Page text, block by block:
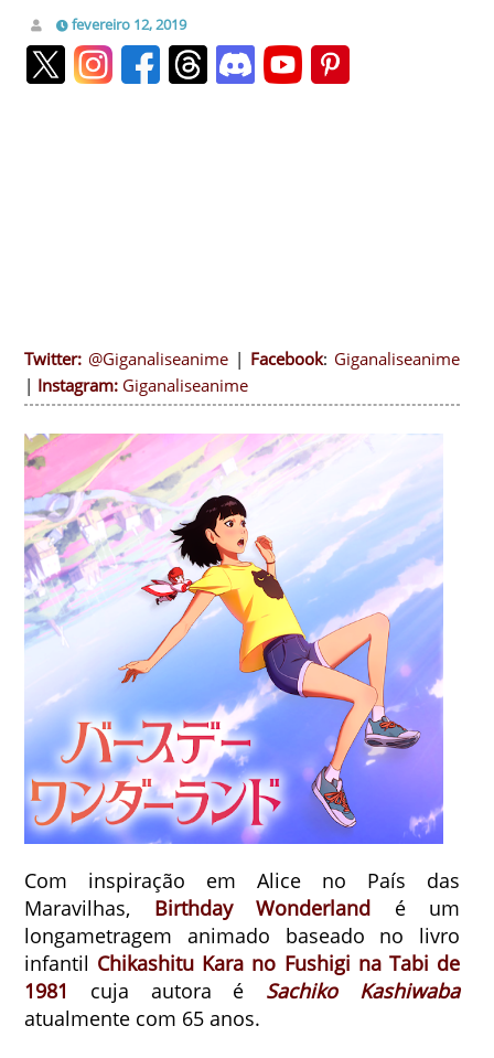
fevereiro 12, 2019
Twitter: @Giganaliseanime | Facebook: Giganaliseanime
| Instagram: Giganaliseanime
Com inspiração em Alice no País das
Maravilhas, Birthday Wonderland é um
longametragem animado baseado no livro
infantil Chikashitu Kara no Fushigi na Tabi de
1981
cuja autora é Sachiko Kashiwaba
atualmente com 65 anos.